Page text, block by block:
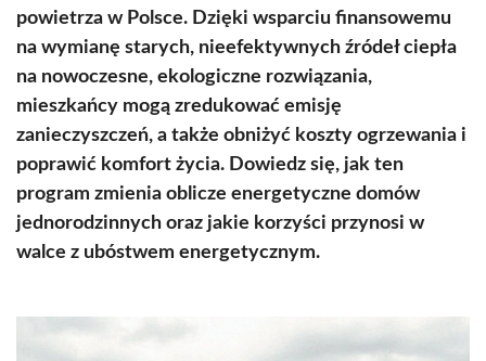
powietrza w Polsce. Dzięki wsparciu finansowemu
na wymianę starych, nieefektywnych źródeł ciepła
na nowoczesne, ekologiczne rozwiązania,
mieszkańcy mogą zredukować emisję
zanieczyszczeń, a także obniżyć koszty ogrzewania i
poprawić komfort życia. Dowiedz się, jak ten
program zmienia oblicze energetyczne domów
jednorodzinnych oraz jakie korzyści przynosi w
walce z ubóstwem energetycznym.